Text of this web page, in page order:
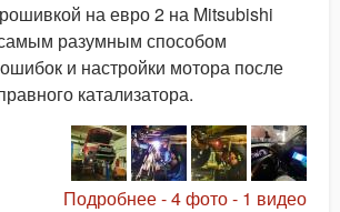
на евро 2 на Mitsubishi
разумным способом
и настройки мотора после
катализатора.
Подробнее - 4 фото - 1 видео